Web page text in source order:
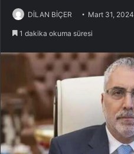
DİLAN BİÇER Mart 31, 2024
1 dakika okuma süresi